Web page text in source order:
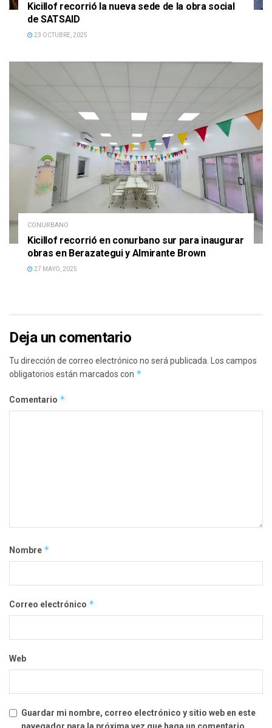
Kicillof recorrió la nueva sede de la obra social
de SATSAID
23 OCTUBRE, 2025
CONURBANO
Kicillof recorrió en conurbano sur para inaugurar
obras en Berazategui y Almirante Brown
27 MAYO, 2025
Deja un comentario
Tu dirección de correo electrónico no será publicada.
Los campos
obligatorios están marcados con *
Comentario *
Nombre *
Correo electrónico *
Web
Guardar mi nombre, correo electrónico y sitio web en este